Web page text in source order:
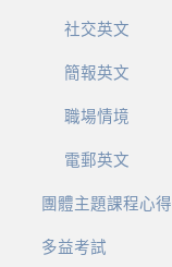
社交英文
簡報英文
職場情境
電郵英文
團體主題課程心得
多益考試